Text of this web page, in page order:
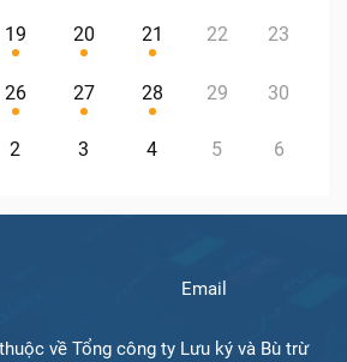
19 20 21 22 23
26 27 28 29 30
2 3 4 5 6
Email
về Tổng công ty Lưu ký và Bù trừ